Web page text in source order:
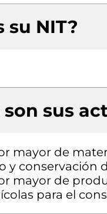
su NIT?
son sus
mayor de
y conservación
mayor de
para el